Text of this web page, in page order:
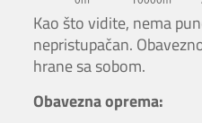
Kao što vidite, nema
nepristupačan.
hrane sa sobom.
Obavezna oprema: